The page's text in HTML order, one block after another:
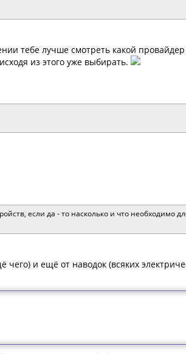
тебе лучше смотреть какой провайдер
из этого уже выбирать.
если да - то насколько и что необходимо
и ещё от наводок (всяких